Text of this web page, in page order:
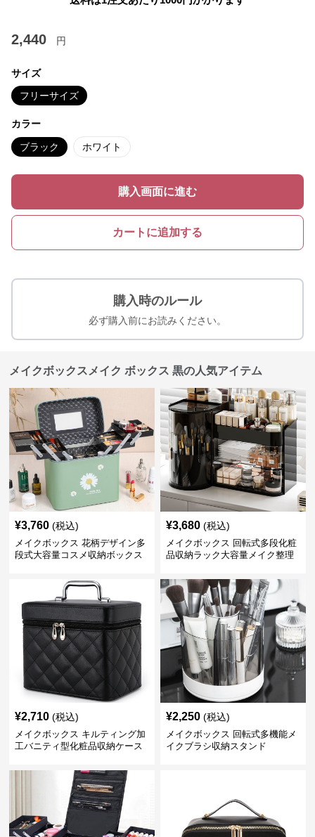
2,440 円
サイズ
フリーサイズ
カラー
ブラック ホワイト
購入画面に進む
カートに追加する
購入時のルール
必ず購入前にお読みください。
メイクボックスメイク ボックス 黒の人気アイテム
¥3,760 (税込)
メイクボックス 花柄デザイン多
段式大容量コスメ収納ボックス
¥3,680 (税込)
メイクボックス 回転式多段化粧
品収納ラック大容量メイク整理
¥2,710 (税込)
メイクボックス キルティング加
工バニティ型化粧品収納ケース
¥2,250 (税込)
メイクボックス 回転式多機能メ
イクブラシ収納スタンド